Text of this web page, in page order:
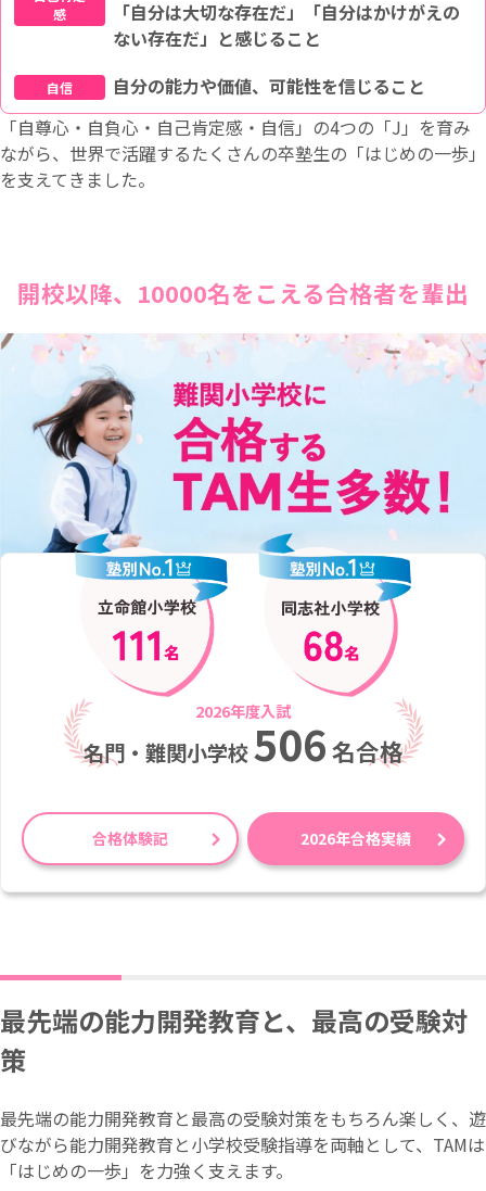
感
「自分は大切な存在だ」「自分はかけがえの
ない存在だ」と感じること
自信
自分の能力や価値、可能性を信じること
「自尊心・自負心・自己肯定感・自信」の4つの「J」を育み
ながら、世界で活躍するたくさんの卒塾生の「はじめの一歩」
を支えてきました。
開校以降、10000名をこえる合格者を輩出
2026年度入試
名門・難関小学校506名合格
合格体験記 2026年合格実績
最先端の能力開発教育と、最高の受験対
策
最先端の能力開発教育と最高の受験対策をもちろん楽しく、遊
びながら能力開発教育と小学校受験指導を両軸として、TAMは
「はじめの一歩」を力強く支えます。